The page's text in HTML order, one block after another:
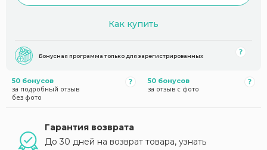
Как купить
Бонусная программа только для зарегистрированных
50 бонусов
за подробный отзыв
без фото
50 бонусов
за отзыв с фото
Гарантия возврата
До 30 дней на возврат товара, узнать